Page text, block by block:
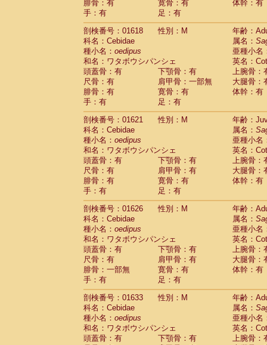
Atelidae Lagothrix lagothricha
AtelidaeLagothrix lagothricha cana(0)
Pitheciidae
Cacajao calvus
Pitheciidae
Callicebus cupreus(0)
Pitheciidae Callicebus donacophilus(0)
PitheciidaeCallicebus moloch(0)
Pitheciidae Callicebus torquatus(0)
Pitheciidae Callicebusspp.
Pitheciidae Chiropotes satanas
Pitheciidae Pithecia monachus
Pitheciidae Pithecia pithecia (0)
Cercopithecidae Cercocebus agilis (0)
Cercopithecidae
Cercocebus
Cercopithecidae
Cercocebus
CercopithecidaeCercocebus
CercopithecidaeCercocebus
CercopithecidaeCercocebus hybrid(0)
CercopithecidaeCercocebus
CercopithecidaeLophocebus
Cercopithecidae
(0)
Cercopithecidae Papio cynocephalus
Cercopithecidae Papio hamadryas(1)
CercopithecidaePapio papio
CercopithecidaePapio
CercopithecidaeMandrillus
CercopithecidaeMandrillus sphinx
CercopithecidaeTheropithecus
CercopithecidaeMacaca arctoides(1)
Cercopithecidae Macaca assamensis
Cercopithecidae
Macaca
CercopithecidaeMacaca cyclopis (6)
腓骨：有
寛骨：有
体幹：有
手：有
足：有
剖検番号：01618
性別：M
年齢：
科名：Cebidae
属名：
種小名： oedipus
亜種小名
和名：ワタボウシパンシェ
英名：
頭蓋骨：有
下顎骨：有
上腕骨：
尺骨：有
肩甲骨：一部無
大腿骨：
腓骨：有
寛骨：有
体幹：有
手：有
足：有
剖検番号：01621
性別：M
年齢：
科名：Cebidae
属名：
種小名： oedipus
亜種小名
和名：ワタボウシパンシェ
英名：
頭蓋骨：有
下顎骨：有
上腕骨：
尺骨：有
肩甲骨：有
大腿骨：
腓骨：有
寛骨：有
体幹：有
手：有
足：有
剖検番号：01626
性別：M
年齢：
科名：Cebidae
属名：
種小名： oedipus
亜種小名
和名：ワタボウシパンシェ
英名：
頭蓋骨：有
下顎骨：有
上腕骨：
尺骨：有
肩甲骨：有
大腿骨：
腓骨：一部無
寛骨：有
体幹：有
手：有
足：有
剖検番号：01633
性別：M
年齢：
科名：Cebidae
属名：
種小名： oedipus
亜種小名
和名：ワタボウシパンシェ
英名：
頭蓋骨：有
下顎骨：有
上腕骨：